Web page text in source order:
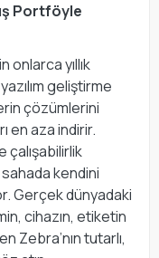
Portföyle
onlarca yıllık
geliştirme
çözümlerini
en aza indirir.
çalışabilirlik
kendini
Gerçek dünyadaki
cihazın, etiketin
Zebra’nın tutarlı,